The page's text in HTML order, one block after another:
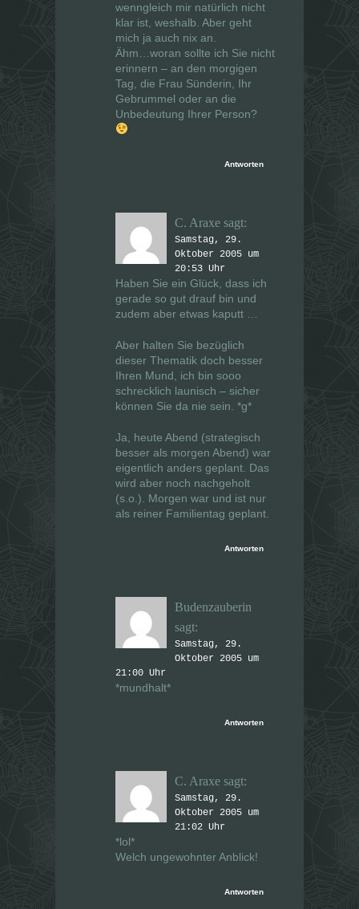
wenngleich mir natürlich nicht
klar ist, weshalb. Aber geht
mich ja auch nix an.
Ähm…woran sollte ich Sie nicht
erinnern – an den morgigen
Tag, die Frau Sünderin, Ihr
Gebrummel oder an die
Unbedeutung Ihrer Person?
Antworten
C. Araxe sagt:
Samstag, 29.
Oktober 2005 um
20:53 Uhr
Haben Sie ein Glück, dass ich
gerade so gut drauf bin und
zudem aber etwas kaputt …
Aber halten Sie bezüglich
dieser Thematik doch besser
Ihren Mund, ich bin sooo
schrecklich launisch – sicher
können Sie da nie sein. *g*
Ja, heute Abend (strategisch
besser als morgen Abend) war
eigentlich anders geplant. Das
wird aber noch nachgeholt
(s.o.). Morgen war und ist nur
als reiner Familientag geplant.
Antworten
Budenzauberin
sagt:
Samstag, 29.
Oktober 2005 um
21:00 Uhr
*mundhalt*
Antworten
C. Araxe sagt:
Samstag, 29.
Oktober 2005 um
21:02 Uhr
*lol*
Welch ungewohnter Anblick!
Antworten